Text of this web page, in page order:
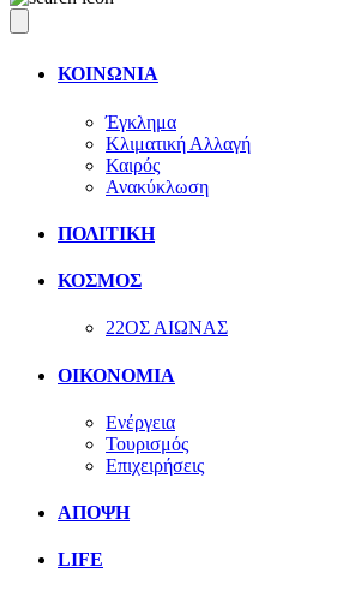
ΚΟΙΝΩΝΙΑ
Έγκλημα
Κλιματική Αλλαγή
Καιρός
Ανακύκλωση
ΠΟΛΙΤΙΚΗ
ΚΟΣΜΟΣ
22ΟΣ ΑΙΩΝΑΣ
ΟΙΚΟΝΟΜΙΑ
Ενέργεια
Τουρισμός
Επιχειρήσεις
ΑΠΟΨΗ
LIFE